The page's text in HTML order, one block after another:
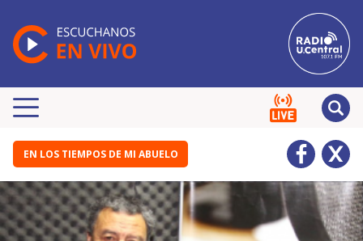
EN LOS TIEMPOS DE MI ABUELO